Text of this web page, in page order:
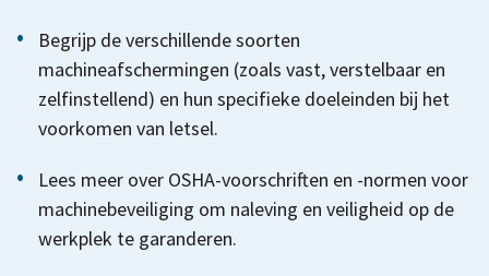
Begrijp de verschillende soorten
machineafschermingen (zoals vast, verstelbaar en
zelfinstellend) en hun specifieke doeleinden bij het
voorkomen van letsel.
Lees meer over OSHA-voorschriften en -normen voor
machinebeveiliging om naleving en veiligheid op de
werkplek te garanderen.